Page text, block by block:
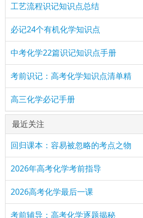
工艺流程识记知识点总结
必记24个有机化学知识点
中考化学22篇识记知识点手册
考前识记：高考化学知识点清单精
高三化学必记手册
最近关注
回归课本：容易被忽略的考点之物
2026年高考化学考前指导
2026高考化学最后一课
考前辅导：高考化学逐题揭秘